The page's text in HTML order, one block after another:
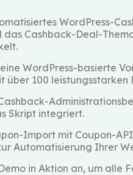
WordPress-
das Cashback-Deal-
WordPress-basierte
über 100 leistungsstarken
Skript integriert.
Import mit Coupon-
Automatisierung Ihrer
in Aktion an, um alle